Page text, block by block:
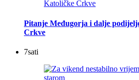
Pitanje Međugorja i dalje
Crkve
7sati